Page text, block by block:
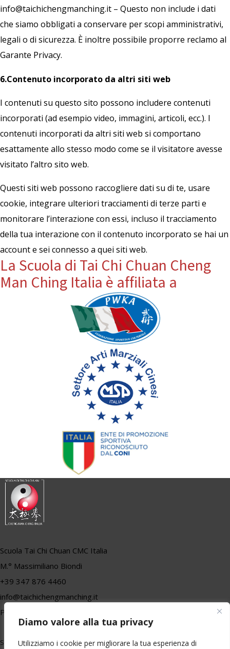
Diamo valore alla tua privacy
Utilizziamo i cookie per migliorare la tua esperienza di
info@taichichengmanching.it – Questo non include i dati
che siamo obbligati a conservare per scopi amministrativi,
legali o di sicurezza. È inoltre possibile proporre reclamo al
Garante Privacy.
6.Contenuto incorporato da altri siti web
I contenuti su questo sito possono includere contenuti
incorporati (ad esempio video, immagini, articoli, ecc.). I
contenuti incorporati da altri siti web si comportano
esattamente allo stesso modo come se il visitatore avesse
visitato l’altro sito web.
Questi siti web possono raccogliere dati su di te, usare
cookie, integrare ulteriori tracciamenti di terze parti e
monitorare l’interazione con essi, incluso il tracciamento
della tua interazione con il contenuto incorporato se hai un
account e sei connesso a quei siti web.
La Scuola di Tai Chi Chuan Cheng
Man Ching Italia è affiliata a
Scuola Tai Chi Chuan CMC Italia
M.° Massimiliano Biondi
+39 347 876 4460
info@taichichengmanching.it
P.iva 01557710470
Seguici